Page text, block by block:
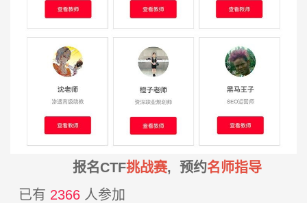
报名CTF挑战赛, 预约名师指导
已有 2366 人参加